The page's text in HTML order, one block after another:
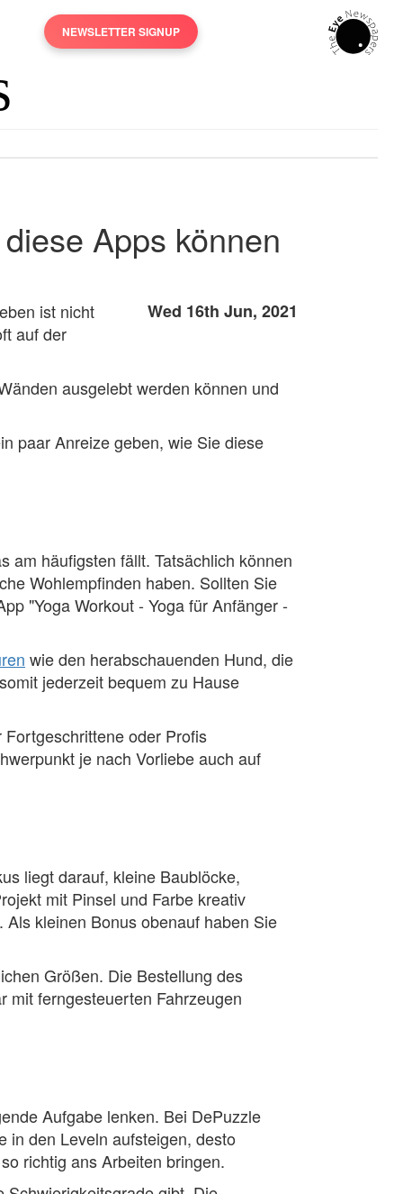
NEWSLETTER SIGNUP
Apps können
Wed 16th Jun, 2021
ist nicht
auf der
ausgelebt werden können und
paar Anreize geben, wie Sie diese
am häufigsten fällt. Tatsächlich können
Wohlempfinden haben. Sollten Sie
"Yoga Workout - Yoga für Anfänger -
wie den herabschauenden Hund, die
jederzeit bequem zu Hause
oder Profis
je nach Vorliebe auch auf
liegt darauf, kleine Baublöcke,
mit Pinsel und Farbe kreativ
kleinen Bonus obenauf haben Sie
Größen. Die Bestellung des
mit ferngesteuerten Fahrzeugen
Aufgabe lenken. Bei DePuzzle
in den Leveln aufsteigen, desto
richtig ans Arbeiten bringen.